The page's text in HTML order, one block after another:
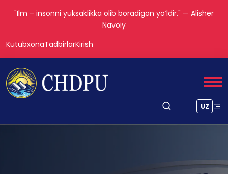
"Ilm – insonni yuksaklikka olib boradigan yoʻldir." — Alisher
Navoiy
KutubxonaTadbirlarKirish
UZ